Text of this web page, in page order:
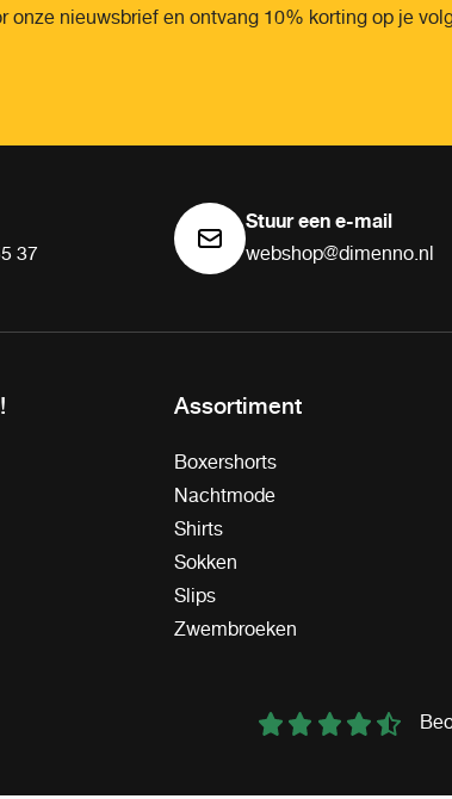
onze nieuwsbrief en ontvang 10% korting op je
37
Stuur een e-mail
webshop@dimenno.nl
Assortiment
Boxershorts
Nachtmode
Shirts
Sokken
Slips
Zwembroeken